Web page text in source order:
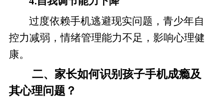
过度依赖手机逃避现实问题，青少年自
控力减弱，情绪管理能力不足，影响心理健
康。
二、家长如何识别孩子手机成瘾及
其心理问题？